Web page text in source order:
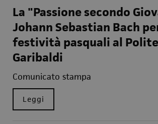
La "Passione secondo
Johann Sebastian Bach
festività pasquali al
Garibaldi
Comunicato stampa
Leggi